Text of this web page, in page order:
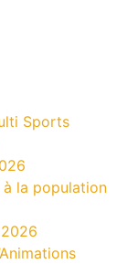
Sports
à la population